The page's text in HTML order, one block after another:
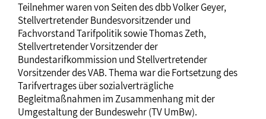
Teilnehmer waren von Seiten des dbb Volker Geyer,
Stellvertretender Bundesvorsitzender und
Fachvorstand Tarifpolitik sowie Thomas Zeth,
Stellvertretender Vorsitzender der
Bundestarifkommission und Stellvertretender
Vorsitzender des VAB. Thema war die Fortsetzung des
Tarifvertrages über sozialverträgliche
Begleitmaßnahmen im Zusammenhang mit der
Umgestaltung der Bundeswehr (TV UmBw).